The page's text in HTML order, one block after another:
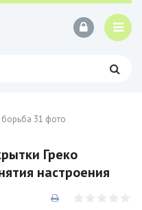
борьба 31 фото
Греко
настроения